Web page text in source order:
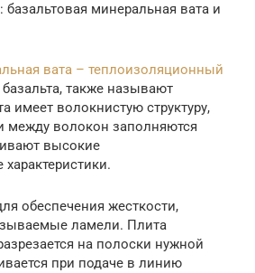
базальтовая минеральная вата и
вата – теплоизоляционный
базальта, также называют
имеет волокнистую структуру,
между волокон заполняются
высокие
обеспечения жесткости,
ламели. Плита
на полоски нужной
при подаче в линию